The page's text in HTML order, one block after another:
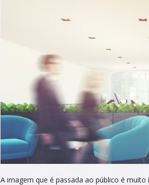
A imagem que é passada ao público é